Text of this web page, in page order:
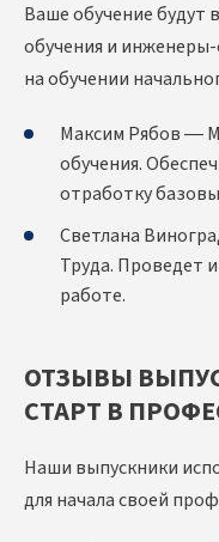
Ваше обучение будут
обучения и
на обучении
Максим Рябов —
обучения.
отработку
Светлана
Труда. Проведет
работе.
ОТЗЫВЫ
СТАРТ В
Наши выпускники
для начала своей